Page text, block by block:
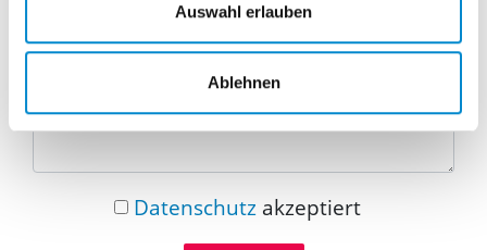
Auswahl erlauben
Ablehnen
Datenschutzakzeptiert